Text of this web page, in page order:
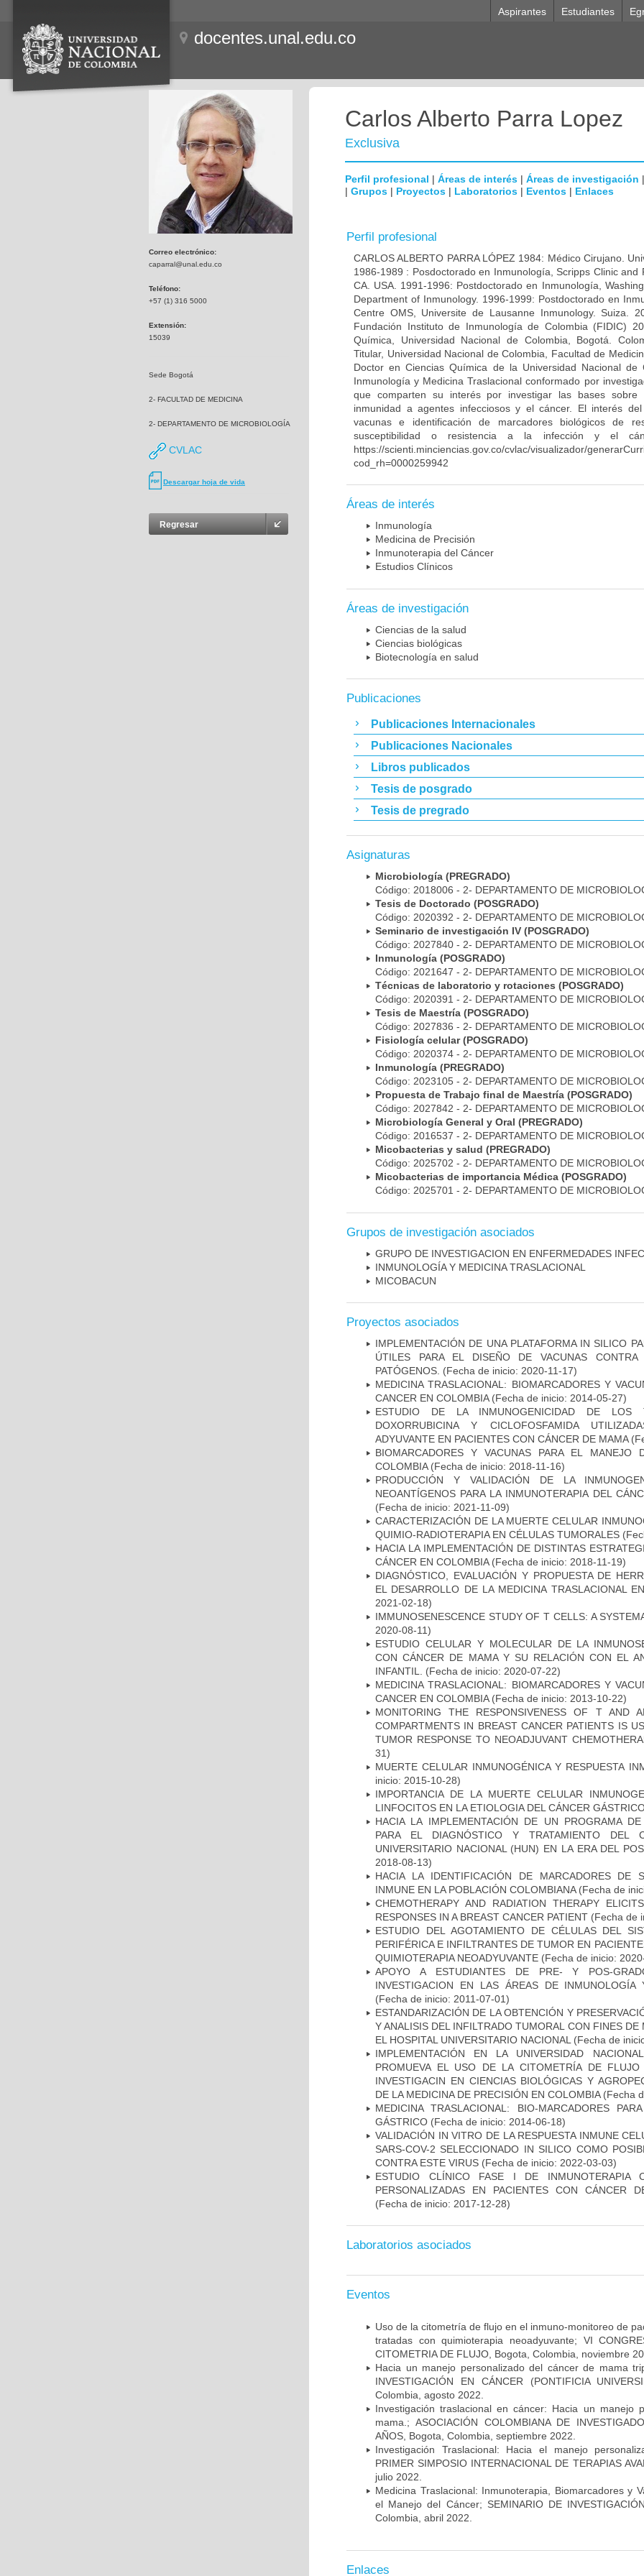
Aspirantes Estudiantes
docentes.unal.edu.co
Correo electrónico:
caparral@unal.edu.co
Teléfono:
+57 (1) 316 5000
Extensión:
15039
Sede Bogotá
2- FACULTAD DE MEDICINA
2- DEPARTAMENTO DE MICROBIOLOGÍA
CVLAC
Descargar hoja de vida
Regresar
Carlos Alberto Parra Lopez
Exclusiva
Perfil profesional | Áreas de interés | Áreas de investigación |
| Grupos | Proyectos | Laboratorios | Eventos | Enlaces
Perfil profesional
CARLOS ALBERTO PARRA LÓPEZ 1984: Médico Cirujano.
1986-1989 : Posdoctorado en Inmunología, Scripps Clinic and
CA. USA. 1991-1996: Postdoctorado en Inmunología,
Department of Inmunology. 1996-1999: Postdoctorado en
Centre OMS, Universite de Lausanne Inmunology. Suiza.
Fundación Instituto de Inmunología de Colombia (FIDIC)
Química, Universidad Nacional de Colombia, Bogotá.
Titular, Universidad Nacional de Colombia, Facultad de
Doctor en Ciencias Química de la Universidad Nacional
Inmunología y Medicina Traslacional conformado por
que comparten su interés por investigar las bases sobre
inmunidad a agentes infecciosos y el cáncer. El interés
vacunas e identificación de marcadores biológicos de
susceptibilidad o resistencia a la infección y el
https://scienti.minciencias.gov.co/cvlac/visualizador/
cod_rh=0000259942
Áreas de interés
Inmunología
Medicina de Precisión
Inmunoterapia del Cáncer
Estudios Clínicos
Áreas de investigación
Ciencias de la salud
Ciencias biológicas
Biotecnología en salud
Publicaciones
Publicaciones Internacionales
Publicaciones Nacionales
Libros publicados
Tesis de posgrado
Tesis de pregrado
Asignaturas
Microbiología (PREGRADO)
Código: 2018006 - 2- DEPARTAMENTO DE
Tesis de Doctorado (POSGRADO)
Código: 2020392 - 2- DEPARTAMENTO DE
Seminario de investigación IV (POSGRADO)
Código: 2027840 - 2- DEPARTAMENTO DE
Inmunología (POSGRADO)
Código: 2021647 - 2- DEPARTAMENTO DE
Técnicas de laboratorio y rotaciones (POSGRADO)
Código: 2020391 - 2- DEPARTAMENTO DE
Tesis de Maestría (POSGRADO)
Código: 2027836 - 2- DEPARTAMENTO DE
Fisiología celular (POSGRADO)
Código: 2020374 - 2- DEPARTAMENTO DE
Inmunología (PREGRADO)
Código: 2023105 - 2- DEPARTAMENTO DE
Propuesta de Trabajo final de Maestría (POSGRADO)
Código: 2027842 - 2- DEPARTAMENTO DE
Microbiología General y Oral (PREGRADO)
Código: 2016537 - 2- DEPARTAMENTO DE
Micobacterias y salud (PREGRADO)
Código: 2025702 - 2- DEPARTAMENTO DE
Micobacterias de importancia Médica (POSGRADO)
Código: 2025701 - 2- DEPARTAMENTO DE
Grupos de investigación asociados
GRUPO DE INVESTIGACION EN ENFERMEDADES
INMUNOLOGÍA Y MEDICINA TRASLACIONAL
MICOBAC­UN
Proyectos asociados
IMPLEMENTACIÓN DE UNA PLATAFORMA IN SILICO
ÚTILES PARA EL DISEÑO DE VACUNAS
PATÓGENOS. (Fecha de inicio: 2020-11-17)
MEDICINA TRASLACIONAL: BIOMARCADORES Y
CANCER EN COLOMBIA(Fecha de inicio: 2014-05-27)
ESTUDIO DE LA INMUNOGENICIDAD DE LOS
DOXORRUBICINA Y CICLOFOSFAMIDA
ADYUVANTE EN PACIENTES CON CÁNCER DE MAMA
BIOMARCADORES Y VACUNAS PARA EL MANEJO
COLOMBIA(Fecha de inicio: 2018-11-16)
PRODUCCIÓN Y VALIDACIÓN DE LA
NEOANTÍGENOS PARA LA INMUNOTERAPIA DEL
(Fecha de inicio: 2021-11-09)
CARACTERIZACIÓN DE LA MUERTE CELULAR
QUIMIO-RADIOTERAPIA EN CÉLULAS TUMORALES
HACIA LA IMPLEMENTACIÓN DE DISTINTAS
CÁNCER EN COLOMBIA(Fecha de inicio: 2018-11-19)
DIAGNÓSTICO, EVALUACIÓN Y PROPUESTA DE
EL DESARROLLO DE LA MEDICINA TRASLACIONAL
2021-02-18)
IMMUNOSENESCENCE STUDY OF T CELLS: A
2020-08-11)
ESTUDIO CELULAR Y MOLECULAR DE LA
CON CÁNCER DE MAMA Y SU RELACIÓN CON EL
INFANTIL.
(Fecha de inicio: 2020-07-22)
MEDICINA TRASLACIONAL: BIOMARCADORES Y
CANCER EN COLOMBIA(Fecha de inicio: 2013-10-22)
MONITORING THE RESPONSIVENESS OF T AND
COMPARTMENTS IN BREAST CANCER PATIENTS IS
TUMOR RESPONSE TO NEOADJUVANT
31)
MUERTE CELULAR INMUNOGÉNICA Y RESPUESTA
inicio: 2015-10-28)
IMPORTANCIA DE LA MUERTE CELULAR
LINFOCITOS EN LA ETIOLOGIA DEL CÁNCER
HACIA LA IMPLEMENTACIÓN DE UN PROGRAMA
PARA EL DIAGNÓSTICO Y TRATAMIENTO DEL
UNIVERSITARIO NACIONAL (HUN) EN LA ERA DEL
2018-08-13)
HACIA LA IDENTIFICACIÓN DE MARCADORES DE
INMUNE EN LA POBLACIÓN COLOMBIANA(Fecha de
CHEMOTHERAPY AND RADIATION THERAPY
RESPONSES IN A BREAST CANCER PATIENT (Fecha de
ESTUDIO DEL AGOTAMIENTO DE CÉLULAS DEL
PERIFÉRICA E INFILTRANTES DE TUMOR EN
QUIMIOTERAPIA NEOADYUVANTE (Fecha de inicio:
APOYO A ESTUDIANTES DE PRE- Y POS-
INVESTIGACION EN LAS ÁREAS DE INMUNOLOGÍA
(Fecha de inicio: 2011-07-01)
ESTANDARIZACIÓN DE LA OBTENCIÓN Y
Y ANALISIS DEL INFILTRADO TUMORAL CON FINES DE
EL HOSPITAL UNIVERSITARIO NACIONAL (Fecha de
IMPLEMENTACIÓN EN LA UNIVERSIDAD
PROMUEVA EL USO DE LA CITOMETRÍA DE FLUJO
INVESTIGACIN EN CIENCIAS BIOLÓGICAS Y
DE LA MEDICINA DE PRECISIÓN EN COLOMBIA(Fecha
MEDICINA TRASLACIONAL: BIO-MARCADORES
GÁSTRICO (Fecha de inicio: 2014-06-18)
VALIDACIÓN IN VITRO DE LA RESPUESTA INMUNE
SARS-COV-2 SELECCIONADO IN SILICO COMO
CONTRA ESTE VIRUS (Fecha de inicio: 2022-03-03)
ESTUDIO CLÍNICO FASE I DE INMUNOTERAPIA
PERSONALIZADAS EN PACIENTES CON CÁNCER
(Fecha de inicio: 2017-12-28)
Laboratorios asociados
Eventos
Uso de la citometría de flujo en el inmuno-monitoreo de
tratadas con quimioterapia neoadyuvante; VI
CITOMETRIA DE FLUJO, Bogota, Colombia, noviembre
Hacia un manejo personalizado del cáncer de mama
INVESTIGACIÓN EN CÁNCER (PONTIFICIA
Colombia, agosto 2022.
Investigación traslacional en cáncer: Hacia un manejo
mama.; ASOCIACIÓN COLOMBIANA DE
AÑOS, Bogota, Colombia, septiembre 2022.
Investigación Traslacional: Hacia el manejo
PRIMER SIMPOSIO INTERNACIONAL DE TERAPIAS
julio 2022.
Medicina Traslacional: Inmunoterapia, Biomarcadores y
el Manejo del Cáncer; SEMINARIO DE
Colombia, abril 2022.
Enlaces